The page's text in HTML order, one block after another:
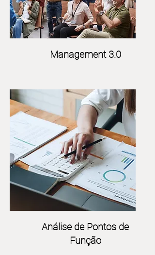
Management 3.0
Análise de Pontos de
Função